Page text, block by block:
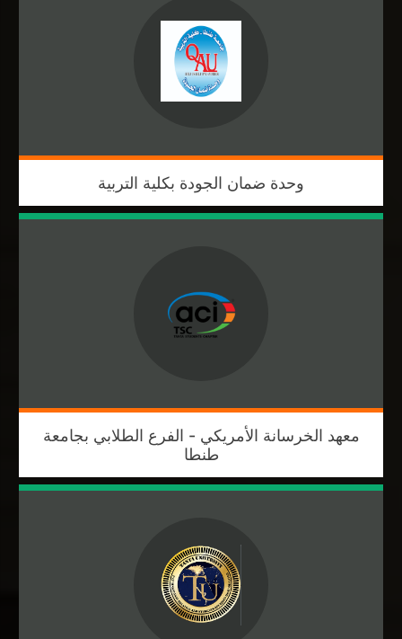
وحدة ضمان الجودة بكلية التربية
معهد الخرسانة الأمريكي - الفرع الطلابي بجامعة
طنطا